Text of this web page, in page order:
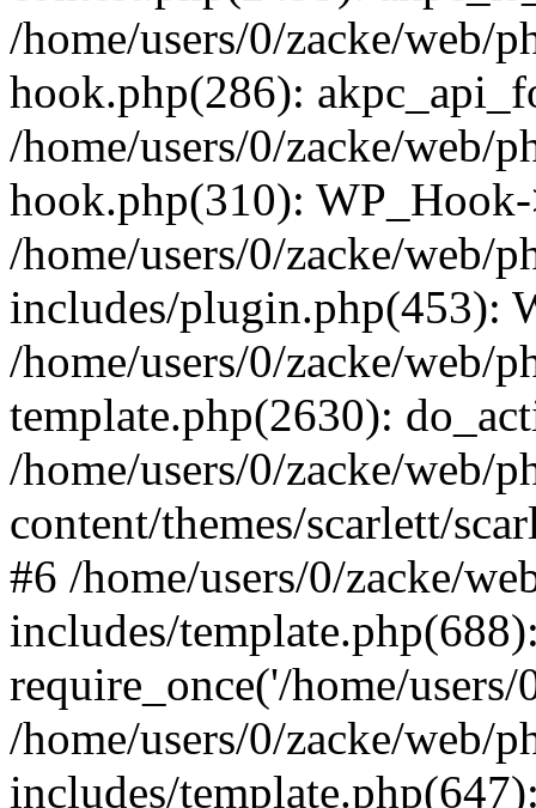
/home/users/0/zacke/web/
hook.php(286):
/home/users/0/zacke/web/
hook.php(310):
/home/users/0/zacke/web/
includes/plugin.php(453):
/home/users/0/zacke/web/
template.php(2630):
/home/users/0/zacke/web/
content/themes/scarlett/
#6 /home/users/0/zacke/
includes/
require_once('/home/
/home/users/0/zacke/web/
includes/